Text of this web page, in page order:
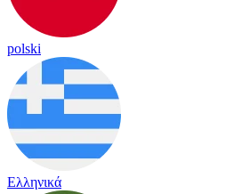
polski
Ελληνικά